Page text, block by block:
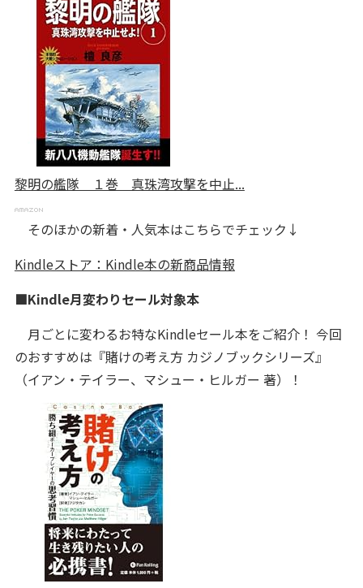
黎明の艦隊 １巻 真珠湾攻撃を中止...
そのほかの新着・人気本はこちらでチェック↓
Kindleストア：Kindle本の新商品情報
■Kindle月変わりセール対象本
月ごとに変わるお特なKindleセール本をご紹介！ 今回
のおすすめは『賭けの考え方 カジノブックシリーズ』
（イアン・テイラー、マシュー・ヒルガー 著）！